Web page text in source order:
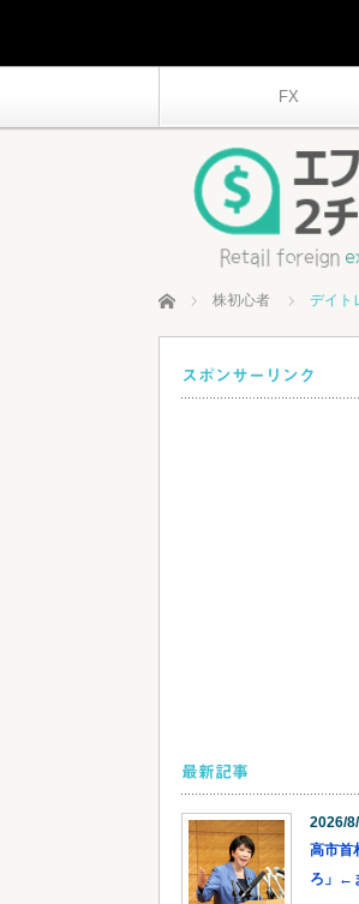
FX
ホーム 株初心者 デイト
スポンサーリンク
最新記事
2026/
高市首
ろ」←